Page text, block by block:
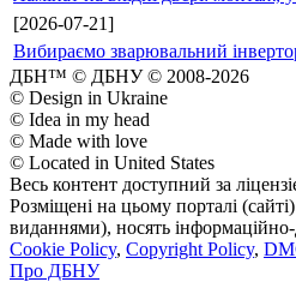
[2026-07-21]
Вибираємо зварювальний
ДБН™ © ДБНУ © 2008-2026
© Design in Ukraine
© Idea in my head
© Made with love
© Located in United States
Весь контент доступний за
Розміщені на цьому порталі
виданнями), носять інформаційно-
Cookie Policy, Copyright Policy,
Про ДБНУ